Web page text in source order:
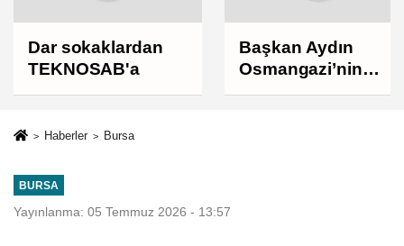
Dar sokaklardan
TEKNOSAB'a
Başkan Aydın
Osmangazi’nin
Nabzını Sahada
Haberler Bursa
BURSA
Yayınlanma: 05 Temmuz 2026 - 13:57